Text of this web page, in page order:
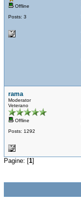
Offline
Posts: 3
rama
Moderator
Veterano
Offline
Posts: 1292
Pagine: [1]